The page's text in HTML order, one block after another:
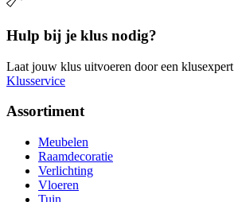
Hulp bij je klus nodig?
Laat jouw klus uitvoeren door een
Klusservice
Assortiment
Meubelen
Raamdecoratie
Verlichting
Vloeren